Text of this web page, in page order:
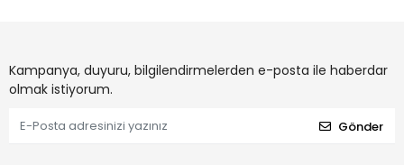
Kampanya, duyuru, bilgilendirmelerden e-posta ile haberdar
olmak istiyorum.
Gönder